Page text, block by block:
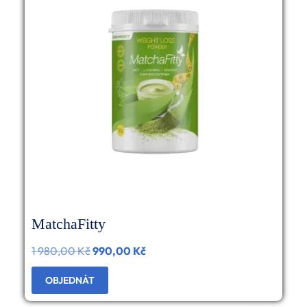
MatchaFitty
1 980,00KčPůvodní
cena
byla:
990,00 KčAktuální
OBJEDNÁT